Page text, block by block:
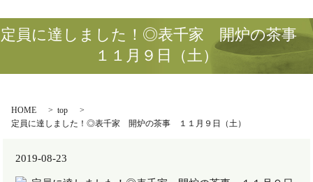
定員に達しました！◎表千家 開炉の茶事
１１月９日（土）
HOME
top
定員に達しました！◎表千家 開炉の茶事 １１月９日（土）
2019-08-23